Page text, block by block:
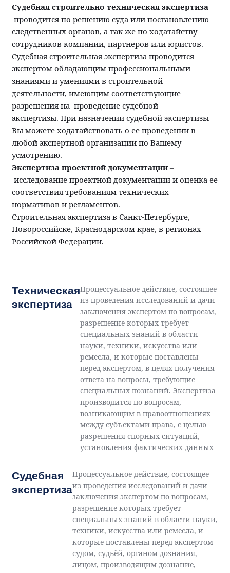
Судебная строительно-техническая экспертиза –
проводится по решению суда или постановлению
следственных органов, а так же по ходатайству
сотрудников компании, партнеров или юристов.
Судебная строительная экспертиза проводится
экспертом обладающим профессиональными
знаниями и умениями в строительной
деятельности, имеющим соответствующие
разрешения на проведение судебной
экспертизы. При назначении судебной экспертизы
Вы можете ходатайствовать о ее проведении в
любой экспертной организации по Вашему
усмотрению.
Экспертиза проектной документации –
исследование проектной документации и оценка ее
соответствия требованиям технических
нормативов и регламентов.
Строительная экспертиза в Санкт-Петербурге,
Новороссийске, Краснодарском крае, в регионах
Российской Федерации.
Техническая
экспертиза
Процессуальное действие, состоящее
из проведения исследований и дачи
заключения экспертом по вопросам,
разрешение которых требует
специальных знаний в области
науки, техники, искусства или
ремесла, и которые поставлены
перед экспертом, в целях получения
ответа на вопросы, требующие
специальных познаний. Экспертиза
производится по вопросам,
возникающим в правоотношениях
между субъектами права, с целью
разрешения спорных ситуаций,
установления фактических данных
Судебная
экспертиза
Процессуальное действие, состоящее
из проведения исследований и дачи
заключения экспертом по вопросам,
разрешение которых требует
специальных знаний в области науки,
техники, искусства или ремесла, и
которые поставлены перед экспертом
судом, судьёй, органом дознания,
лицом, производящим дознание,